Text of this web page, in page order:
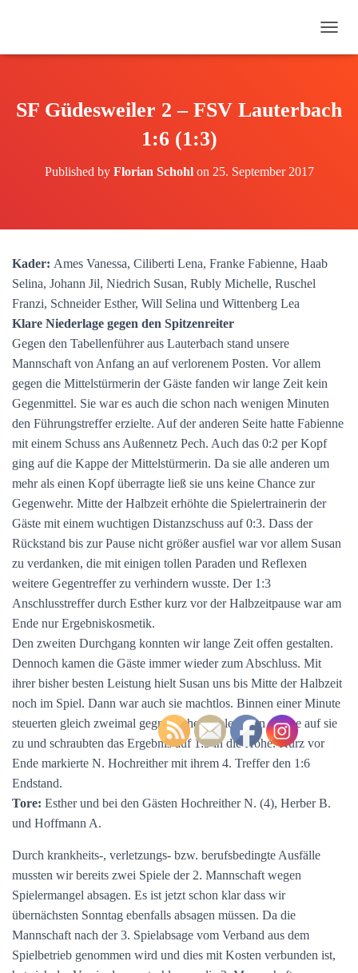
A
G
A
SF Güdesweiler 2 – FSV Lauterbach
1:6 (1:3)
Published by Florian Schohlon 25. September 2017
Kader: Ames Vanessa, Ciliberti Lena, Franke Fabienne, Haab
Selina, Johann Jil, Niedrich Susan, Rubly Michelle, Ruschel
Franzi, Schneider Esther, Will Selina und Wittenberg Lea
Klare Niederlage gegen den Spitzenreiter
Gegen den Tabellenführer aus Lauterbach stand unsere
Mannschaft von Anfang an auf verlorenem Posten. Vor allem
gegen die Mittelstürmerin der Gäste fanden wir lange Zeit kein
Gegenmittel. Sie war es auch die schon nach wenigen Minuten
den Führungstreffer erzielte. Auf der anderen Seite hatte Fabienne
mit einem Schuss ans Außennetz Pech. Auch das 0:2 per Kopf
ging auf die Kappe der Mittelstürmerin. Da sie alle anderen um
mehr als einen Kopf überragte ließ sie uns keine Chance zur
Gegenwehr. Mitte der Halbzeit erhöhte die Spielertrainerin der
Gäste mit einem wuchtigen Distanzschuss auf 0:3. Dass der
Rückstand bis zur Pause nicht größer ausfiel war vor allem Susan
zu verdanken, die mit einigen tollen Paraden und Reflexen
weitere Gegentreffer zu verhindern wusste. Der 1:3
Anschlusstreffer durch Esther kurz vor der Halbzeitpause war am
Ende nur Ergebniskosmetik.
Den zweiten Durchgang konnten wir lange Zeit offen gestalten.
Dennoch kamen die Gäste immer wieder zum Abschluss. Mit
ihrer bisher besten Leistung hielt Susan uns bis Mitte der Halbzeit
noch im Spiel. Dann war auch sie machtlos. Binnen einer Minute
steuerten gleich zweimal gegnerische Spielerinnen alleine auf sie
zu und schraubten das Ergebnis auf 1:5 in die Höhe. Kurz vor
Ende markierte N. Hochreither mit ihrem 4. Treffer den 1:6
Endstand.
Tore: Esther und bei den Gästen Hochreither N. (4), Herber B.
und Hoffmann A.
Durch krankheits-, verletzungs- bzw. berufsbedingte Ausfälle
mussten wir bereits zwei Spiele der 2. Mannschaft wegen
Spielermangel absagen. Es ist jetzt schon klar dass wir
übernächsten Sonntag ebenfalls absagen müssen. Da die
Mannschaft nach der 3. Spielabsage vom Verband aus dem
Spielbetrieb genommen wird und dies mit Kosten verbunden ist,